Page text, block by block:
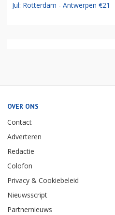
Jul: Rotterdam - Antwerpen €21
OVER ONS
Contact
Adverteren
Redactie
Colofon
Privacy & Cookiebeleid
Nieuwsscript
Partnernieuws